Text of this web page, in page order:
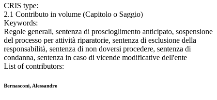
CRIS type:
2.1 Contributo in volume (Capitolo o Saggio)
Keywords:
Regole generali, sentenza di proscioglimento anticipato, sospensione
del processo per attività riparatorie, sentenza di esclusione della
responsabilità, sentenza di non doversi procedere, sentenza di
condanna, sentenza in caso di vicende modificative dell'ente
List of contributors:
Bernasconi, Alessandro